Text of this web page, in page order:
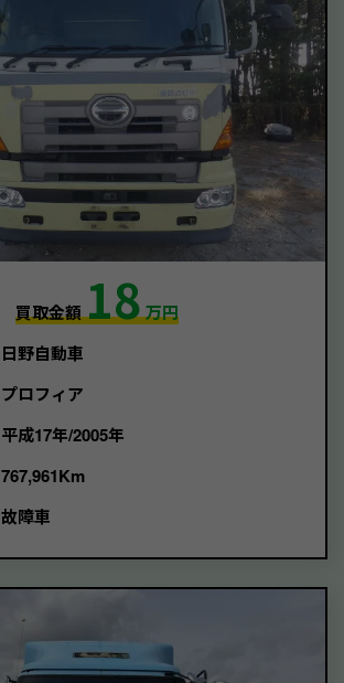
買取金額18万円
日野自動車
プロフィア
平成17年/2005年
767,961Km
故障車